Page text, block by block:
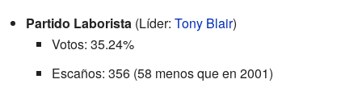
Partido Laborista (Líder: Tony Blair)
Votos: 35.24%
Escaños: 356 (58 menos que en 2001)